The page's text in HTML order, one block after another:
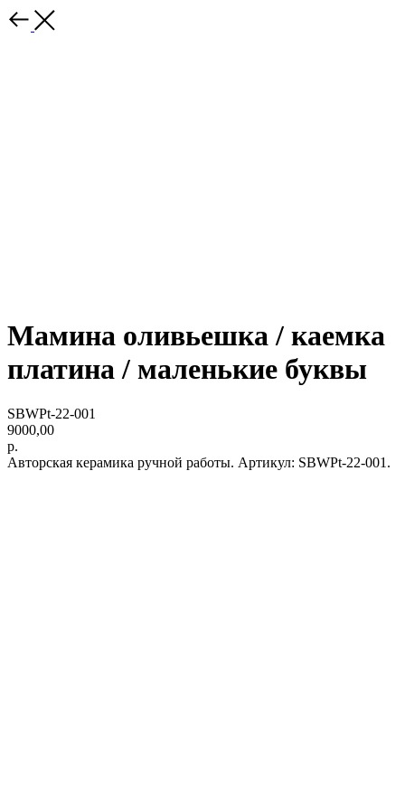
Мамина оливьешка / каемка
платина / маленькие буквы
SBWPt-22-001
9000,00
р.
Авторская керамика ручной работы. Артикул: SBWPt-22-001.